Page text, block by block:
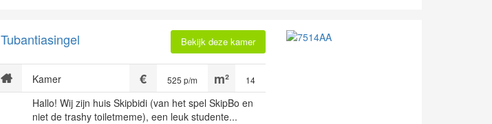
Tubantiasingel Bekijk deze kamer
Kamer 14
525 p/m
Hallo! Wij zijn huis Skipbidi (van het spel SkipBo en
niet de trashy toiletmeme), een leuk studente...